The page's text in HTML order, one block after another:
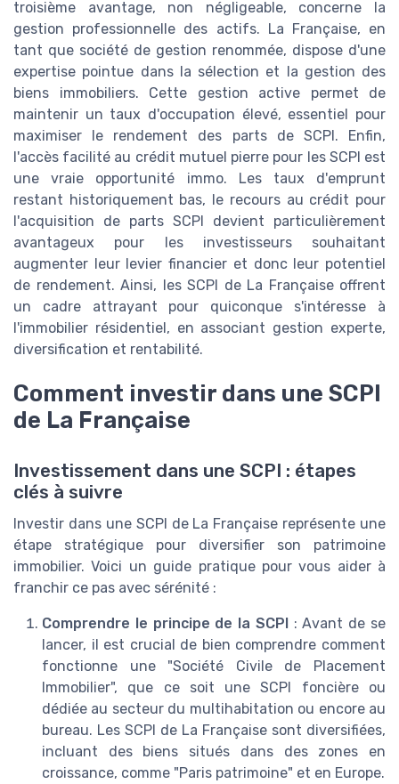
troisième avantage, non négligeable, concerne la
gestion professionnelle des actifs. La Française, en
tant que société de gestion renommée, dispose d'une
expertise pointue dans la sélection et la gestion des
biens immobiliers. Cette gestion active permet de
maintenir un taux d'occupation élevé, essentiel pour
maximiser le rendement des parts de SCPI. Enfin,
l'accès facilité au crédit mutuel pierre pour les SCPI est
une vraie opportunité immo. Les taux d'emprunt
restant historiquement bas, le recours au crédit pour
l'acquisition de parts SCPI devient particulièrement
avantageux pour les investisseurs souhaitant
augmenter leur levier financier et donc leur potentiel
de rendement. Ainsi, les SCPI de La Française offrent
un cadre attrayant pour quiconque s'intéresse à
l'immobilier résidentiel, en associant gestion experte,
diversification et rentabilité.
Comment investir dans une SCPI
de La Française
Investissement dans une SCPI : étapes
clés à suivre
Investir dans une SCPI de La Française représente une
étape stratégique pour diversifier son patrimoine
immobilier. Voici un guide pratique pour vous aider à
franchir ce pas avec sérénité :
Comprendre le principe de la SCPI: Avant de se
lancer, il est crucial de bien comprendre comment
fonctionne une "Société Civile de Placement
Immobilier", que ce soit une SCPI foncière ou
dédiée au secteur du multihabitation ou encore au
bureau. Les SCPI de La Française sont diversifiées,
incluant des biens situés dans des zones en
croissance, comme "Paris patrimoine" et en Europe.